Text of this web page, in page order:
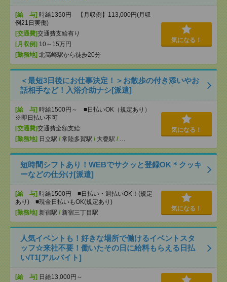
[給 与] 時給1350円 【月収例】113,000円(月収
例21日実働)
[交通費]交通費支給有り
[月収例] 10～15万円
[勤務地] 北高崎駅から徒歩20分
気になる！
＜最短3日後にお仕事決定！＞お散歩の付き添いやお
話相手など！入浴介助ナシ[派遣]
[給 与] 時給1500円～ ■日払いOK（規定あり）
※即日払い不可
[交通費]交通費全額支給
[勤務地] 日立駅 / 常陸多賀駅 / 大甕駅 / …
気になる！
短時間シフトあり！WEBでサクッと登録OK＊クッキ
ーなどの仕分け[派遣]
[給 与] 時給1500円 ■日払い・週払いOK！(規定
あり) ■現金日払いもOK(規定あり)
[勤務地] 新宿駅 / 新宿三丁目駅
気になる！
人気イベントも！好きな場所で働けるイベントスタ
ッフ☆来社不要！働いたその日に給料もらえる日払
い/T1[アルバイト]
[給 与] 日給13,000円～